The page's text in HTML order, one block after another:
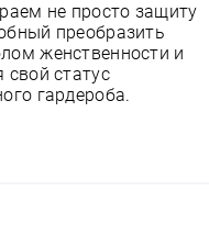
не просто защиту
преобразить
женственности и
свой статус
гардероба.